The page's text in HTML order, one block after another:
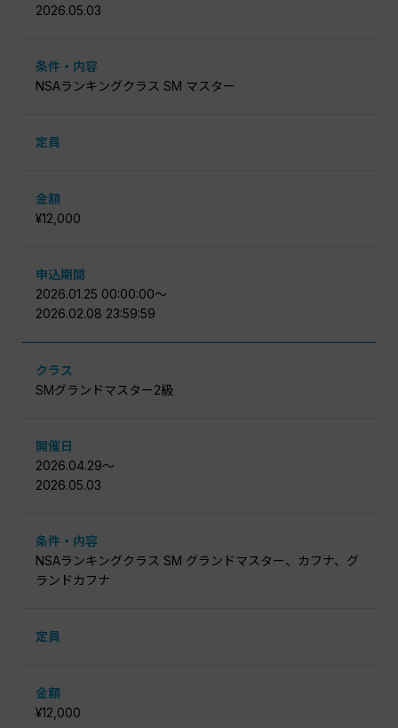
2026.05.03
条件・内容
NSAランキングクラス SM マスター
定員
金額
¥12,000
申込期間
2026.01.25 00:00:00〜
2026.02.08 23:59:59
クラス
SMグランドマスター2級
開催日
2026.04.29〜
2026.05.03
条件・内容
NSAランキングクラス SM グランドマスター、カフナ、グ
ランドカフナ
定員
金額
¥12,000